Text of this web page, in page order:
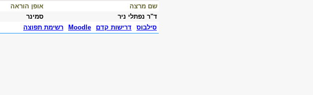
שם מרצה אופן הוראה
ד"ר נפתלי ניר
סמינר
סילבוס
דרישות קדם Moodle רשימת תפוצה